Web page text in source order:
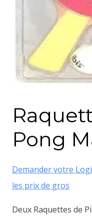
Pong
Demander votre
les prix de gros
Deux Raquettes de